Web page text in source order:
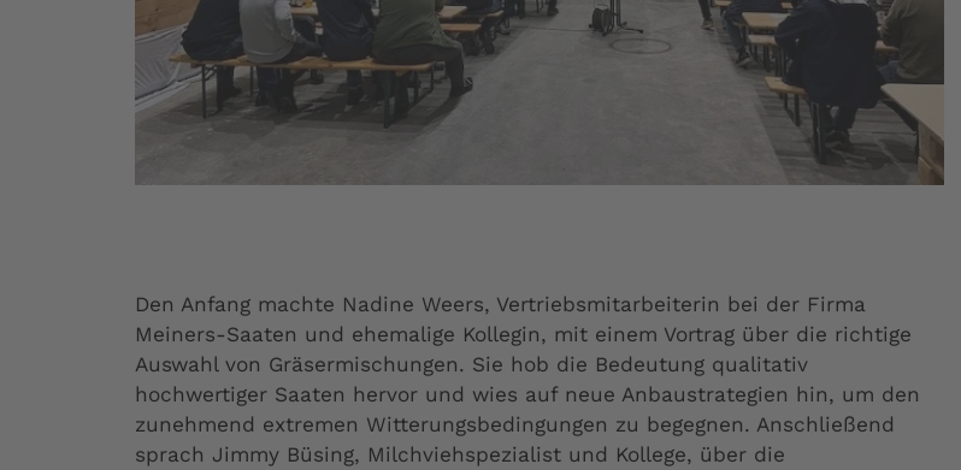
Den Anfang machte Nadine Weers, Vertriebsmitarbeiterin bei der Firma
Meiners-Saaten und ehemalige Kollegin, mit einem Vortrag über die richtige
Auswahl von Gräsermischungen. Sie hob die Bedeutung qualitativ
hochwertiger Saaten hervor und wies auf neue Anbaustrategien hin, um den
zunehmend extremen Witterungsbedingungen zu begegnen. Anschließend
sprach Jimmy Büsing, Milchviehspezialist und Kollege, über die